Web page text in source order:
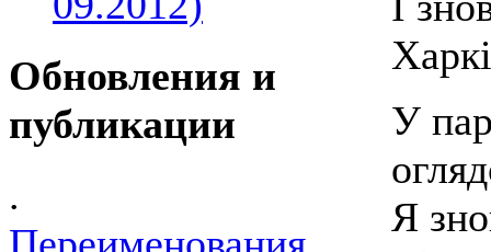
Обновления и
публикации
.
У
Я